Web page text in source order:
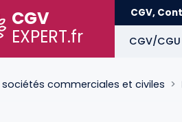
CGV
EXPERT.fr
CGV,
CGV/CGU
commerciales et civiles